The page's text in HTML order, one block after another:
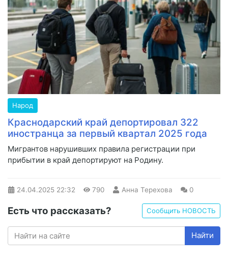
Народ
Краснодарский край депортировал 322
иностранца за первый квартал 2025 года
Мигрантов нарушивших правила регистрации при
прибытии в край депортируют на Родину.
24.04.2025 22:32 790 Анна Терехова 0
Есть что рассказать? Сообщить НОВОСТЬ
Найти